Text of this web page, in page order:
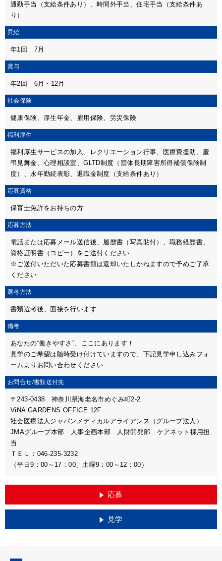
通勤手当（支給条件あり）、時間外手当、住宅手当（支給条件あ
り）
昇給
年1回 7月
賞与
年2回 6月・12月
社会保険
健康保険、厚生年金、雇用保険、労災保険
福利厚生
福利厚生サービスの加入、レクリエーション行事、医療費援助、慶
弔見舞金、心理相談室、GLTD制度（団体長期障害所得補償保険制
度）、永年勤続表彰、退職金制度（支給条件あり）
応募資格
保育士免許をお持ちの方
応募方法
電話または応募メール送信後、履歴書（写真貼付）、職務経歴書、
資格証明書（コピー）をご送付ください
※ご送付いただいた応募書類は返却いたしかねますので予めご了承
ください
選考方法
書類選考後、面接を行います
備考
あなたの“働きやすさ”、ここにあります！
見学のご希望は随時受け付けていますので、下記見学申し込みフォ
ームよりお問い合わせください
お問合せ/書類送付先
〒243-0438 神奈川県海老名市めぐみ町2-2
ViNA GARDENS OFFICE 12F
社会医療法人ジャパンメディカルアライアンス（グループ法人）
JMAグループ本部 人事企画本部 人財開発部 ケアネット採用担
当
ＴＥＬ：046-235-3232
（平日9：00～17：00、土曜9：00～12：00）
応募
見学